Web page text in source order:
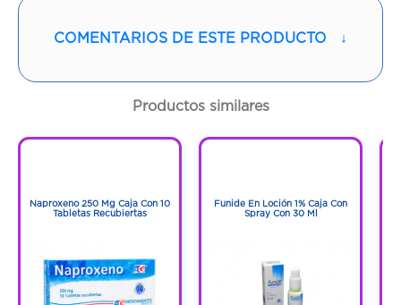
1 Und
Código:1273140
COMENTARIOS DE ESTE PRODUCTO ↓
Productos similares
Naproxeno 250 Mg Caja Con 10
Tabletas Recubiertas
Funide En Loción 1% Caja Con
Spray Con 30 Ml